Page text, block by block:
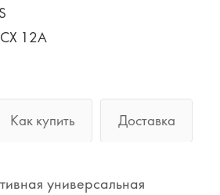
12A
Как купить Доставка
универсальная